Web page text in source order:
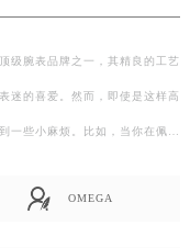
级腕表品牌之一，其精良的工艺
迷的喜爱。然而，即使是这样高
一些小麻烦。比如，当你在佩戴
OMEGA